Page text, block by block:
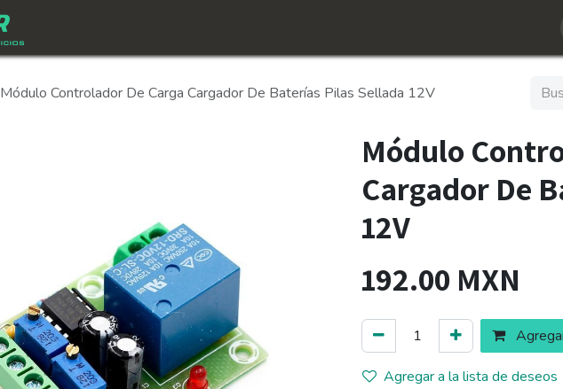
Módulo Controlador De Carga Cargador De Baterías Pilas Sellada 12V
Módulo
Cargador De
12V
192.00 MXN
Agregar a la lista de deseos